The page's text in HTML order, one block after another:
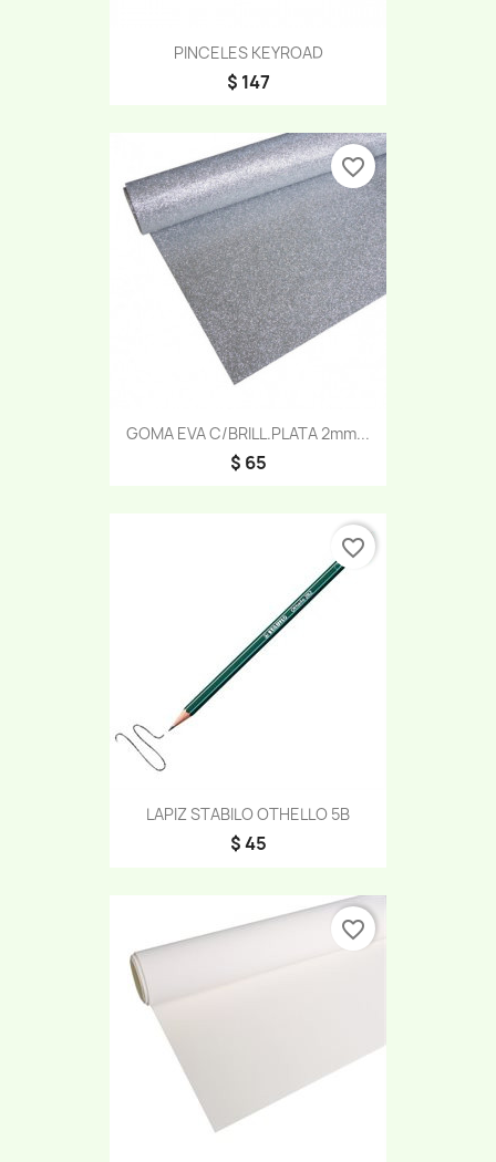
PINCELES KEYROAD
$ 147
GOMA EVA C/BRILL.PLATA 2mm...
$ 65
favorite_border
LAPIZ STABILO OTHELLO 5B
$ 45
favorite_border
favorite_border